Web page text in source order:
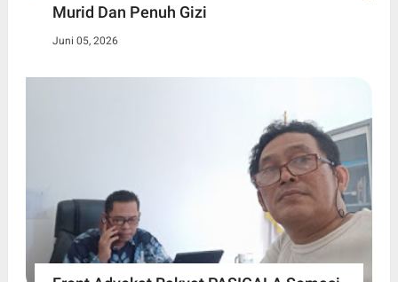
Murid Dan Penuh Gizi
Juni 05, 2026